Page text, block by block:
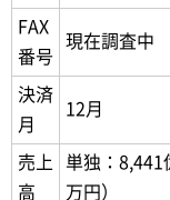
FAX
番号
現在調査中
決済
月
12月
売上
高
単独：8,441
万円）